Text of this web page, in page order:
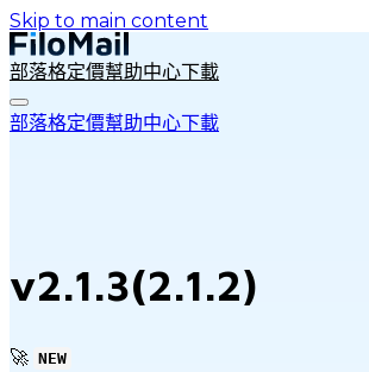
Skip to main content
部落格定價幫助中心下載
部落格定價幫助中心下載
v2.1.3(2.1.2)
🚀 NEW